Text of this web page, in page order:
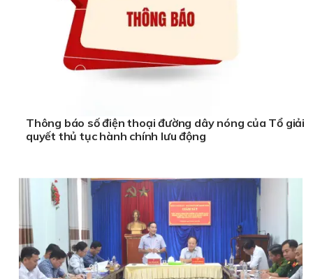
Thông báo số điện thoại đường dây nóng của Tổ giải
quyết thủ tục hành chính lưu động